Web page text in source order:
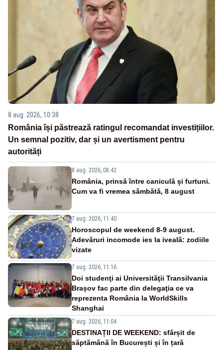
8 aug. 2026, 10:38
România își păstrează ratingul recomandat investițiilor.
Un semnal pozitiv, dar și un avertisment pentru
autorități
8 aug. 2026, 08:42
România, prinsă între caniculă și furtuni.
Cum va fi vremea sâmbătă, 8 august
7 aug. 2026, 11:40
Horoscopul de weekend 8-9 august.
Adevăruri incomode ies la iveală: zodiile
vizate
7 aug. 2026, 11:16
Doi studenţi ai Universităţii Transilvania
Brașov fac parte din delegaţia ce va
reprezenta România la WorldSkills
Shanghai
7 aug. 2026, 11:04
DESTINAȚII DE WEEKEND: sfârșit de
săptămână în București și în țară